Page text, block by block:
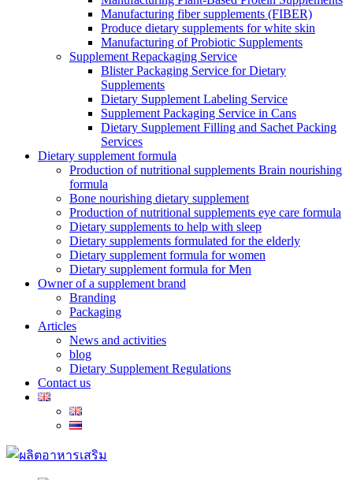
Manufacturing fiber supplements (FIBER)
Produce dietary supplements for white skin
Manufacturing of Probiotic Supplements
Supplement Repackaging Service
Blister Packaging Service for Dietary
Supplements​
Dietary Supplement Labeling Service
Supplement Packaging Service in Cans
Dietary Supplement Filling and Sachet Packing
Services
Dietary supplement formula
Production of nutritional supplements Brain nourishing
formula
Bone nourishing dietary supplement
Production of nutritional supplements eye care formula
Dietary supplements to help with sleep
Dietary supplements formulated for the elderly
Dietary supplement formula for women
Dietary supplement formula for Men
Owner of a supplement brand
Branding
Packaging
Articles
News and activities
blog
Dietary Supplement Regulations
Contact us